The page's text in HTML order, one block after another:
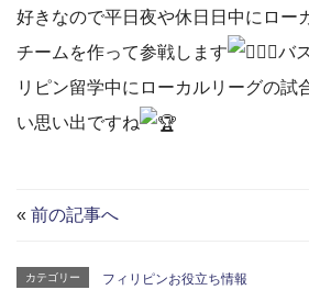
好きなので平日夜や休日日中にロー
チームを作って参戦します
バ
リピン留学中にローカルリーグの試
い思い出ですね
« 前の記事へ
カテゴリー フィリピンお役立ち情報